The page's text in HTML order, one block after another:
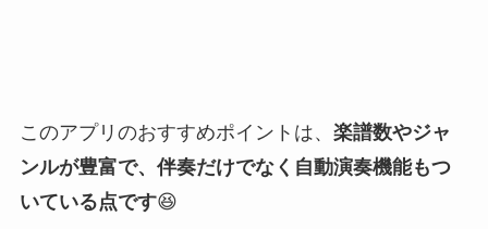
このアプリのおすすめポイントは、 楽譜数やジャ
ンルが豊富で、伴奏だけでなく自動演奏機能もつ
いている点です😆